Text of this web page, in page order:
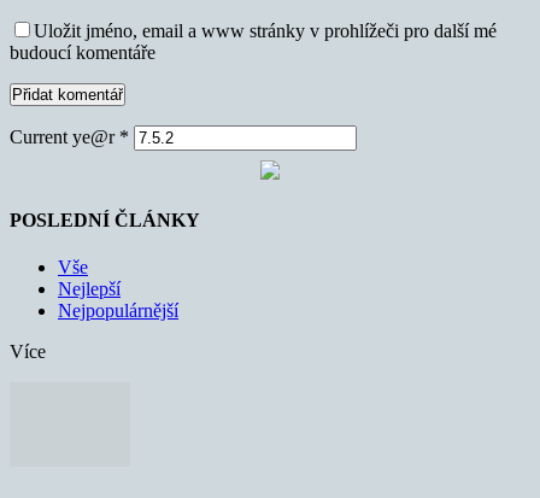
Uložit jméno, email a www stránky v prohlížeči pro další mé
budoucí komentáře
Current ye@r *
POSLEDNÍ ČLÁNKY
Vše
Nejlepší
Nejpopulárnější
Více